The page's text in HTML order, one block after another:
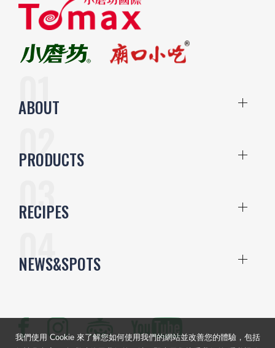
ABOUT
PRODUCTS
RECIPES
NEWS&SPOTS
我們使用 Cookie 來了解您如何使用我們的網站並改善您的體驗，包括